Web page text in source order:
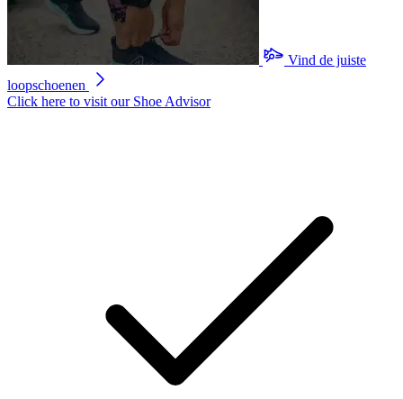
Vind de juiste
loopschoenen
Click here to visit our Shoe Advisor